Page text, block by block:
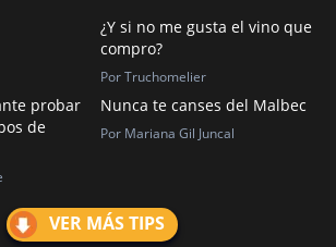
¿Y si no me gusta el vino que
compro?
Por Truchomelier
probar
de
Nunca te canses del Malbec
Por Mariana Gil Juncal
VER MÁS TIPS